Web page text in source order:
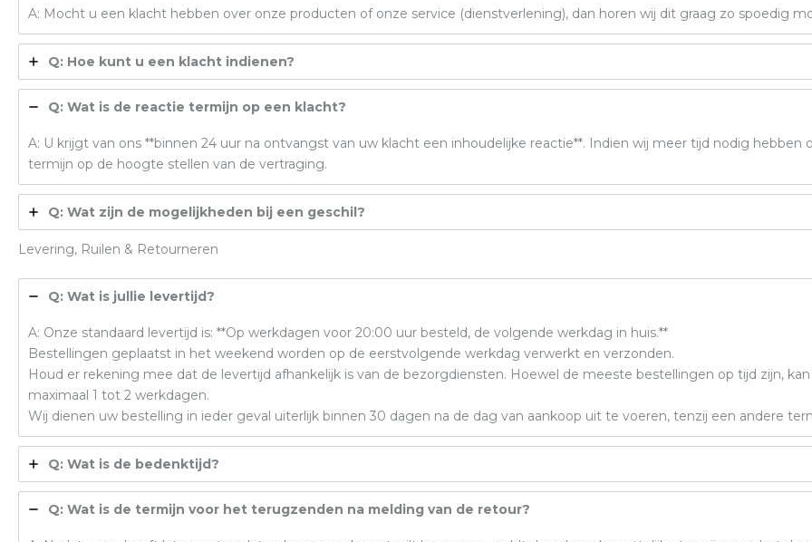
A: Mocht u een klacht hebben over onze producten of onze service (dienstverlening), dan horen wij dit graag zo spoedig
Q: Hoe kunt u een klacht indienen?
Q: Wat is de reactie termijn op een klacht?
A: U krijgt van ons **binnen 24 uur na ontvangst van uw klacht een inhoudelijke reactie**. Indien wij meer tijd nodig
termijn op de hoogte stellen van de vertraging.
Q: Wat zijn de mogelijkheden bij een geschil?
Levering, Ruilen & Retourneren
Q: Wat is jullie levertijd?
A: Onze standaard levertijd is: **Op werkdagen voor 20:00 uur besteld, de volgende werkdag in huis.**
Bestellingen geplaatst in het weekend worden op de eerstvolgende werkdag verwerkt en verzonden.
Houd er rekening mee dat de levertijd afhankelijk is van de bezorgdiensten. Hoewel de meeste bestellingen op tijd zijn,
maximaal 1 tot 2 werkdagen.
Wij dienen uw bestelling in ieder geval uiterlijk binnen 30 dagen na de dag van aankoop uit te voeren, tenzij een andere
Q: Wat is de bedenktijd?
Q: Wat is de termijn voor het terugzenden na melding van de retour?